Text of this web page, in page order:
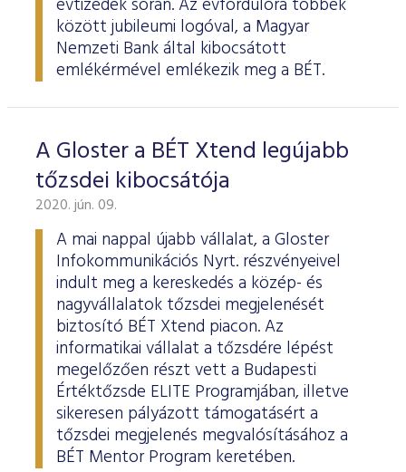
évtizedek során. Az évfordulóra többek
között jubileumi logóval, a Magyar
Nemzeti Bank által kibocsátott
emlékérmével emlékezik meg a BÉT.
A Gloster a BÉT Xtend legújabb
tőzsdei kibocsátója
2020. jún. 09.
A mai nappal újabb vállalat, a Gloster
Infokommunikációs Nyrt. részvényeivel
indult meg a kereskedés a közép- és
nagyvállalatok tőzsdei megjelenését
biztosító BÉT Xtend piacon. Az
informatikai vállalat a tőzsdére lépést
megelőzően részt vett a Budapesti
Értéktőzsde ELITE Programjában, illetve
sikeresen pályázott támogatásért a
tőzsdei megjelenés megvalósításához a
BÉT Mentor Program keretében.